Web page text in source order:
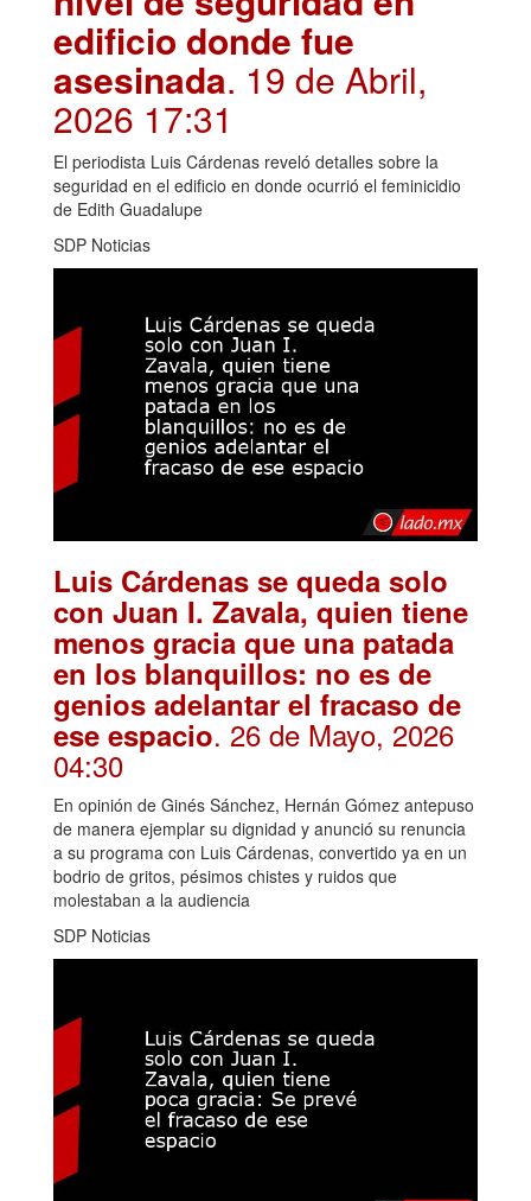
edificio donde fue
asesinada. 19 de Abril,
2026 17:31
El periodista Luis Cárdenas reveló detalles sobre la
seguridad en el edificio en donde ocurrió el feminicidio
de Edith Guadalupe
SDP Noticias
Luis Cárdenas se queda solo
con Juan I. Zavala, quien tiene
menos gracia que una patada
en los blanquillos: no es de
genios adelantar el fracaso de
ese espacio. 26 de Mayo, 2026
04:30
En opinión de Ginés Sánchez, Hernán Gómez antepuso
de manera ejemplar su dignidad y anunció su renuncia
a su programa con Luis Cárdenas, convertido ya en un
bodrio de gritos, pésimos chistes y ruidos que
molestaban a la audiencia
SDP Noticias